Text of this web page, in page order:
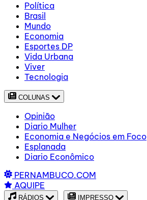
Política
Brasil
Mundo
Economia
Esportes DP
Vida Urbana
Viver
Tecnologia
COLUNAS
Opinião
Diario Mulher
Economia e Negócios em Foco
Esplanada
Diario Econômico
PERNAMBUCO.COM
AQUIPE
RÁDIOS IMPRESSO